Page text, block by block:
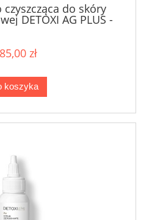
czyszcząca do skóry
DETOXI AG PLUS -
75 ml
zł
koszyka